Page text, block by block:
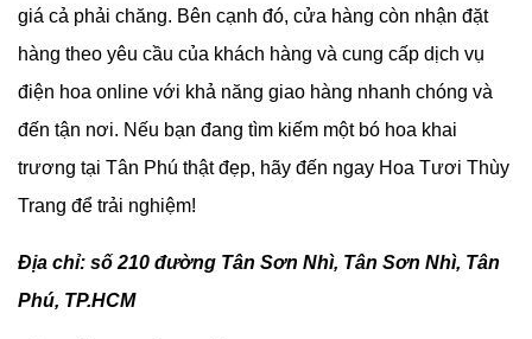
giá cả phải chăng. Bên cạnh đó, cửa hàng còn nhận đặt
hàng theo yêu cầu của khách hàng và cung cấp dịch vụ
điện hoa online với khả năng giao hàng nhanh chóng và
đến tận nơi. Nếu bạn đang tìm kiếm một bó hoa khai
trương tại Tân Phú thật đẹp, hãy đến ngay Hoa Tươi Thùy
Trang để trải nghiệm!
Địa chỉ: số 210 đường Tân Sơn Nhì, Tân Sơn Nhì, Tân
Phú, TP.HCM